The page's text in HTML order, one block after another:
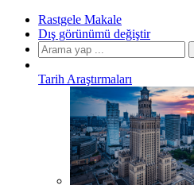
Rastgele Makale
Dış görünümü değiştir
Tarih Araştırmaları